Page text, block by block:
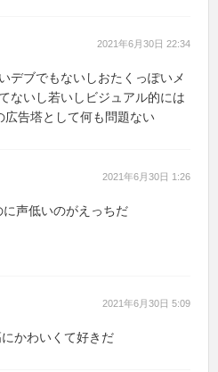
2021年6月30日 22:34
デブでもないしおたくっぽいメ
ないし若いしビジュアル的には
広告塔として何も問題ない
2021年6月30日 1:26
声低いのがえっちだ
2021年6月30日 5:09
かわいくて好きだ